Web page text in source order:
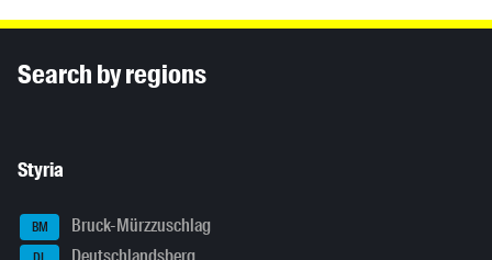
Search by regions
Styria
BM Bruck-Mürzzuschlag